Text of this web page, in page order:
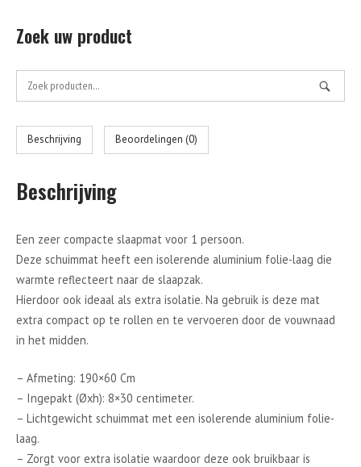
Zoek uw product
Zoek
Beschrijving Beoordelingen (0)
Beschrijving
Een zeer compacte slaapmat voor 1 persoon.
Deze schuimmat heeft een isolerende aluminium folie-laag die
warmte reflecteert naar de slaapzak.
Hierdoor ook ideaal als extra isolatie. Na gebruik is deze mat
extra compact op te rollen en te vervoeren door de vouwnaad
in het midden.
– Afmeting: 190×60 Cm
– Ingepakt (Øxh): 8×30 centimeter.
– Lichtgewicht schuimmat met een isolerende aluminium folie-
laag.
– Zorgt voor extra isolatie waardoor deze ook bruikbaar is